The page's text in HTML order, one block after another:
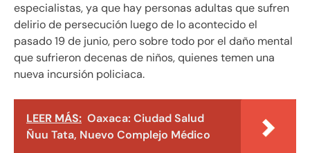
especialistas, ya que hay personas adultas que sufren
delirio de persecución luego de lo acontecido el
pasado 19 de junio, pero sobre todo por el daño mental
que sufrieron decenas de niños, quienes temen una
nueva incursión policiaca.
LEER MÁS: Oaxaca: Ciudad Salud
Ñuu Tata, Nuevo Complejo Médico